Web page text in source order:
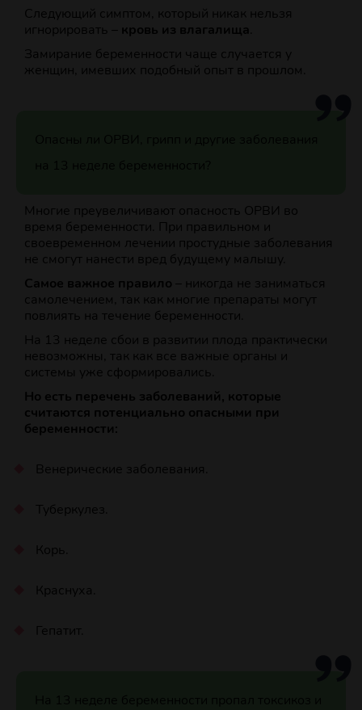
Следующий симптом, который никак нельзя
игнорировать – кровь из влагалища
Замирание беременности чаще случается у
женщин, имевших подобный опыт в прошлом.
Многие преувеличивают опасность ОРВИ во
время беременности. При правильном и
своевременном лечении простудные заболевания
не смогут нанести вред будущему малышу.
Самое важное правило – никогда не заниматься
самолечением, так как многие препараты могут
повлиять на течение беременности.
На 13 неделе сбои в развитии плода практически
невозможны, так как все важные органы и
системы уже сформировались.
Но есть перечень заболеваний, которые
считаются потенциально опасными при
беременности:
Венерические заболевания.
Туберкулез.
Корь.
Краснуха.
Гепатит.